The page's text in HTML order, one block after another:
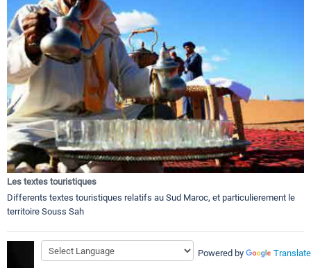
Les textes touristiques
Differents textes touristiques relatifs au Sud Maroc, et particulierement le
territoire Souss Sah
Powered by Translate